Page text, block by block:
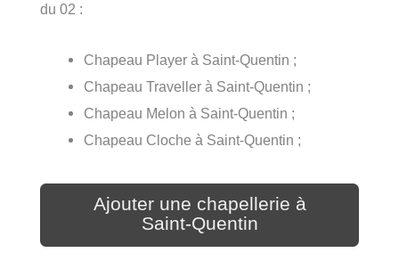
du 02 :
Chapeau Player à Saint-Quentin ;
Chapeau Traveller à Saint-Quentin ;
Chapeau Melon à Saint-Quentin ;
Chapeau Cloche à Saint-Quentin ;
Ajouter une chapellerie à
Saint-Quentin